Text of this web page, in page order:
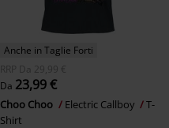
Anche in Taglie Forti
RRP
Da 29,99 €
Da 23,99 €
Choo Choo Electric Callboy
T-
Shirt